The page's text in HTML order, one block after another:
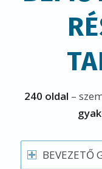
240 oldal –
BEVEZETŐ